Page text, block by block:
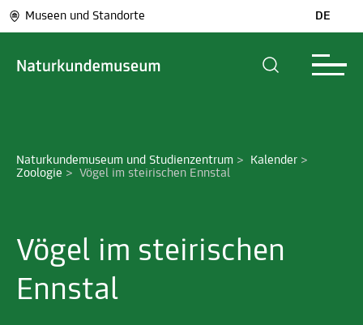
Museen und Standorte DE
Naturkundemuseum und Studienzentrum > Kalender >
Zoologie > Vögel im steirischen Ennstal
Vögel im steirischen
Ennstal